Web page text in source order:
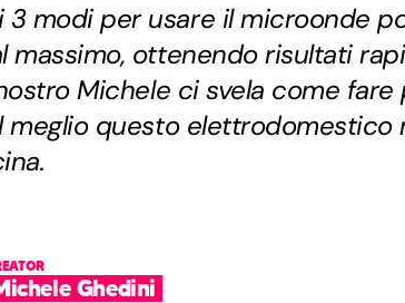
3 modi per usare il microonde
massimo, ottenendo risultati
Michele ci svela come fare
meglio questo elettrodomestico
Ghedini